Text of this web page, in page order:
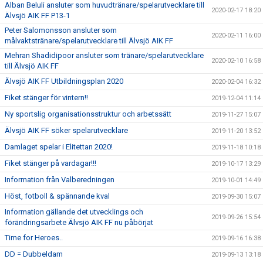
Alban Beluli ansluter som huvudtränare/spelarutvecklare till
Älvsjö AIK FF P13-1
2020-02-17 18:20
Peter Salomonsson ansluter som
målvaktstränare/spelarutvecklare till Älvsjö AIK FF
2020-02-11 16:00
Mehran Shadidipoor ansluter som tränare/spelarutvecklare
till Älvsjö AIK FF
2020-02-10 16:58
Älvsjö AIK FF Utbildningsplan 2020 2020-02-04 16:32
Fiket stänger för vintern!! 2019-12-04 11:14
Ny sportslig organisationsstruktur och arbetssätt 2019-11-27 15:07
Älvsjö AIK FF söker spelarutvecklare 2019-11-20 13:52
Damlaget spelar i Elitettan 2020! 2019-11-18 10:18
Fiket stänger på vardagar!!! 2019-10-17 13:29
Information från Valberedningen 2019-10-01 14:49
Höst, fotboll & spännande kval 2019-09-30 15:07
Information gällande det utvecklings och
förändringsarbete Älvsjö AIK FF nu påbörjat
2019-09-26 15:54
Time for Heroes.. 2019-09-16 16:38
DD = Dubbeldam 2019-09-13 13:18